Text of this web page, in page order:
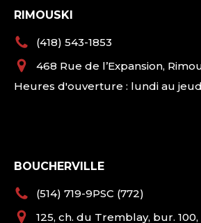
RIMOUSKI
(418) 543-1853
468 Rue de l’Expansion,
Heures d'ouverture : lundi au
BOUCHERVILLE
(514) 719-9PSC (772)
125, ch. du Tremblay, bur. 100,